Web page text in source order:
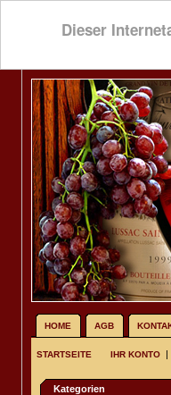
Dieser
HOME AGB
STARTSEITE IHR KONTO |
Kategorien